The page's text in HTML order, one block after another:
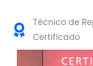
Técnico de
Certificado